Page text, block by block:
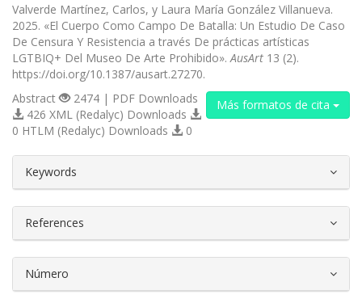
Valverde Martínez, Carlos, y Laura María González Villanueva.
2025. «El Cuerpo Como Campo De Batalla: Un Estudio De Caso
De Censura Y Resistencia a través De prácticas artísticas
LGTBIQ+ Del Museo De Arte Prohibido». AusArt 13 (2).
https://doi.org/10.1387/ausart.27270.
Más formatos de cita
Abstract
2474 | PDF Downloads
426 XML (Redalyc) Downloads
0 HTLM (Redalyc) Downloads
0
Keywords
References
Número